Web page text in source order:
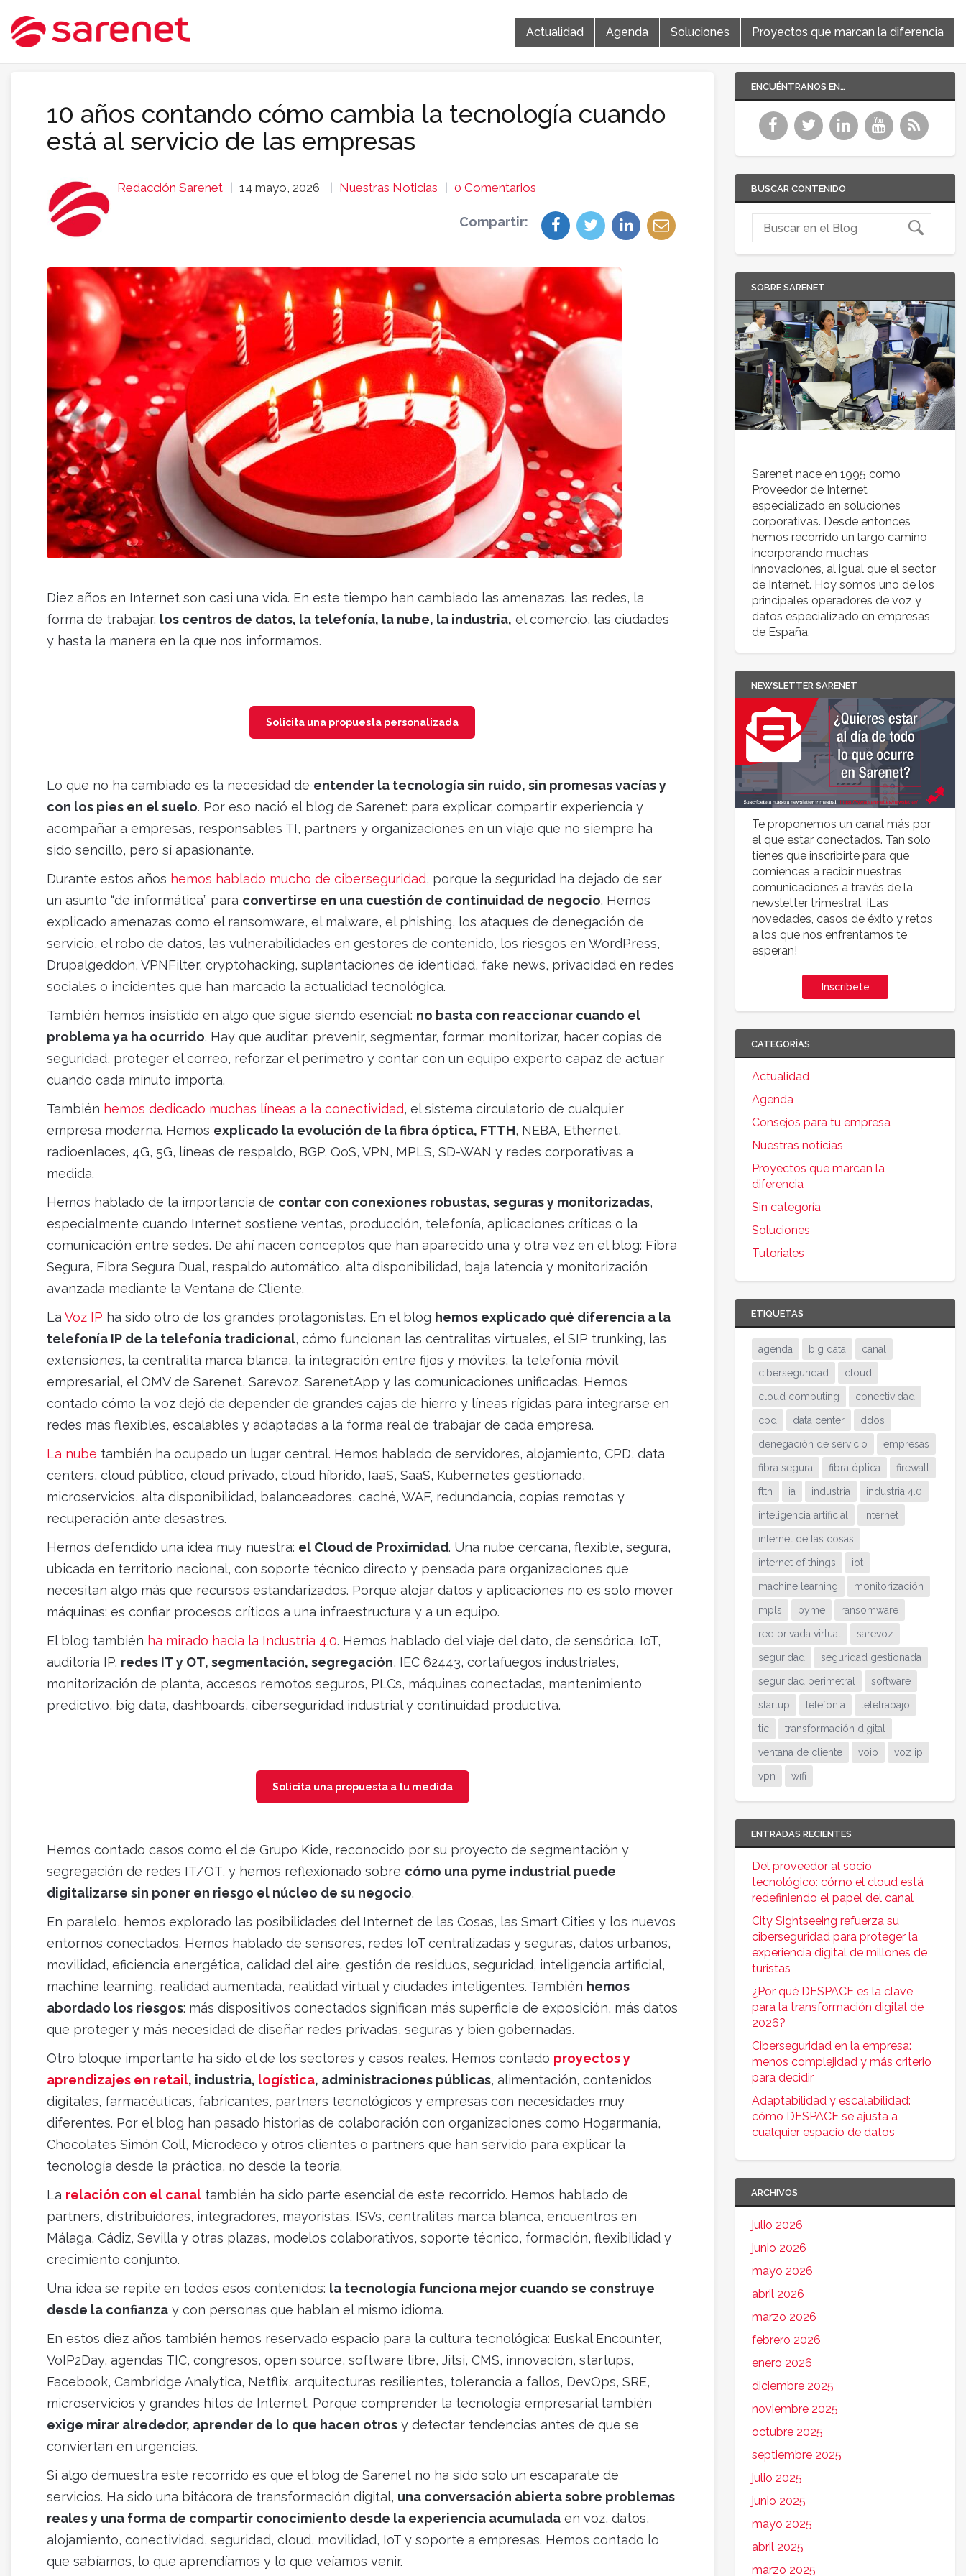
Actualidad Agenda Soluciones Proyectos que marcan la diferencia
10 años contando cómo cambia la tecnología cuando
está al servicio de las empresas
Redacción Sarenet 14 mayo, 2026 Nuestras Noticias 0 Comentarios
Compartir:
Diez años en Internet son casi una vida. En este tiempo han cambiado las amenazas, las redes, la
forma de trabajar, los centros de datos, la telefonía, la nube, la industria, el comercio, las ciudades
y hasta la manera en la que nos informamos.
Solicita una propuesta personalizada
Lo que no ha cambiado es la necesidad de entender la tecnología sin ruido, sin promesas vacías y
con los pies en el suelo. Por eso nació el blog de Sarenet: para explicar, compartir experiencia y
acompañar a empresas, responsables TI, partners y organizaciones en un viaje que no siempre ha
sido sencillo, pero sí apasionante.
Durante estos años hemos hablado mucho de ciberseguridad, porque la seguridad ha dejado de ser
un asunto “de informática” para convertirse en una cuestión de continuidad de negocio. Hemos
explicado amenazas como el ransomware, el malware, el phishing, los ataques de denegación de
servicio, el robo de datos, las vulnerabilidades en gestores de contenido, los riesgos en WordPress,
Drupalgeddon, VPNFilter, cryptohacking, suplantaciones de identidad, fake news, privacidad en redes
sociales o incidentes que han marcado la actualidad tecnológica.
También hemos insistido en algo que sigue siendo esencial: no basta con reaccionar cuando el
problema ya ha ocurrido. Hay que auditar, prevenir, segmentar, formar, monitorizar, hacer copias de
seguridad, proteger el correo, reforzar el perímetro y contar con un equipo experto capaz de actuar
cuando cada minuto importa.
También hemos dedicado muchas líneas a la conectividad, el sistema circulatorio de cualquier
empresa moderna. Hemos explicado la evolución de la fibra óptica, FTTH, NEBA, Ethernet,
radioenlaces, 4G, 5G, líneas de respaldo, BGP, QoS, VPN, MPLS, SD-WAN y redes corporativas a
medida.
Hemos hablado de la importancia de contar con conexiones robustas, seguras y monitorizadas,
especialmente cuando Internet sostiene ventas, producción, telefonía, aplicaciones críticas o la
comunicación entre sedes. De ahí nacen conceptos que han aparecido una y otra vez en el blog: Fibra
Segura, Fibra Segura Dual, respaldo automático, alta disponibilidad, baja latencia y monitorización
avanzada mediante la Ventana de Cliente.
La Voz IP ha sido otro de los grandes protagonistas. En el blog hemos explicado qué diferencia a la
telefonía IP de la telefonía tradicional, cómo funcionan las centralitas virtuales, el SIP trunking, las
extensiones, la centralita marca blanca, la integración entre fijos y móviles, la telefonía móvil
empresarial, el OMV de Sarenet, Sarevoz, SarenetApp y las comunicaciones unificadas. Hemos
contado cómo la voz dejó de depender de grandes cajas de hierro y líneas rígidas para integrarse en
redes más flexibles, escalables y adaptadas a la forma real de trabajar de cada empresa.
La nube también ha ocupado un lugar central. Hemos hablado de servidores, alojamiento, CPD, data
centers, cloud público, cloud privado, cloud híbrido, IaaS, SaaS, Kubernetes gestionado,
microservicios, alta disponibilidad, balanceadores, caché, WAF, redundancia, copias remotas y
recuperación ante desastres.
Hemos defendido una idea muy nuestra: el Cloud de Proximidad. Una nube cercana, flexible, segura,
ubicada en territorio nacional, con soporte técnico directo y pensada para organizaciones que
necesitan algo más que recursos estandarizados. Porque alojar datos y aplicaciones no es solo mover
máquinas: es confiar procesos críticos a una infraestructura y a un equipo.
El blog también ha mirado hacia la Industria 4.0. Hemos hablado del viaje del dato, de sensórica, IoT,
auditoría IP, redes IT y OT, segmentación, segregación, IEC 62443, cortafuegos industriales,
monitorización de planta, accesos remotos seguros, PLCs, máquinas conectadas, mantenimiento
predictivo, big data, dashboards, ciberseguridad industrial y continuidad productiva.
Solicita una propuesta a tu medida
Hemos contado casos como el de Grupo Kide, reconocido por su proyecto de segmentación y
segregación de redes IT/OT, y hemos reflexionado sobre cómo una pyme industrial puede
digitalizarse sin poner en riesgo el núcleo de su negocio.
En paralelo, hemos explorado las posibilidades del Internet de las Cosas, las Smart Cities y los nuevos
entornos conectados. Hemos hablado de sensores, redes IoT centralizadas y seguras, datos urbanos,
movilidad, eficiencia energética, calidad del aire, gestión de residuos, seguridad, inteligencia artificial,
machine learning, realidad aumentada, realidad virtual y ciudades inteligentes. También hemos
abordado los riesgos: más dispositivos conectados significan más superficie de exposición, más datos
que proteger y más necesidad de diseñar redes privadas, seguras y bien gobernadas.
Otro bloque importante ha sido el de los sectores y casos reales. Hemos contado proyectos y
aprendizajes en retail, industria, logística, administraciones públicas, alimentación, contenidos
digitales, farmacéuticas, fabricantes, partners tecnológicos y empresas con necesidades muy
diferentes. Por el blog han pasado historias de colaboración con organizaciones como Hogarmanía,
Chocolates Simón Coll, Microdeco y otros clientes o partners que han servido para explicar la
tecnología desde la práctica, no desde la teoría.
La relación con el canal también ha sido parte esencial de este recorrido. Hemos hablado de
partners, distribuidores, integradores, mayoristas, ISVs, centralitas marca blanca, encuentros en
Málaga, Cádiz, Sevilla y otras plazas, modelos colaborativos, soporte técnico, formación, flexibilidad y
crecimiento conjunto.
Una idea se repite en todos esos contenidos: la tecnología funciona mejor cuando se construye
desde la confianza y con personas que hablan el mismo idioma.
En estos diez años también hemos reservado espacio para la cultura tecnológica: Euskal Encounter,
VoIP2Day, agendas TIC, congresos, open source, software libre, Jitsi, CMS, innovación, startups,
Facebook, Cambridge Analytica, Netflix, arquitecturas resilientes, tolerancia a fallos, DevOps, SRE,
microservicios y grandes hitos de Internet. Porque comprender la tecnología empresarial también
exige mirar alrededor, aprender de lo que hacen otros y detectar tendencias antes de que se
conviertan en urgencias.
Si algo demuestra este recorrido es que el blog de Sarenet no ha sido solo un escaparate de
servicios. Ha sido una bitácora de transformación digital, una conversación abierta sobre problemas
reales y una forma de compartir conocimiento desde la experiencia acumulada en voz, datos,
alojamiento, conectividad, seguridad, cloud, movilidad, IoT y soporte a empresas. Hemos contado lo
que sabíamos, lo que aprendíamos y lo que veíamos venir.
ENCUÉNTRANOS EN…
BUSCAR CONTENIDO
SOBRE SARENET
Sarenet nace en 1995 como
Proveedor de Internet
especializado en soluciones
corporativas. Desde entonces
hemos recorrido un largo camino
incorporando muchas
innovaciones, al igual que el sector
de Internet. Hoy somos uno de los
principales operadores de voz y
datos especializado en empresas
de España.
NEWSLETTER SARENET
Te proponemos un canal más por
el que estar conectados. Tan solo
tienes que inscribirte para que
comiences a recibir nuestras
comunicaciones a través de la
newsletter trimestral. ¡Las
novedades, casos de éxito y retos
a los que nos enfrentamos te
esperan!
Inscríbete
CATEGORÍAS
Actualidad
Agenda
Consejos para tu empresa
Nuestras noticias
Proyectos que marcan la
diferencia
Sin categoría
Soluciones
Tutoriales
ETIQUETAS
agenda big data canal
ciberseguridad cloud
cloud computing conectividad
cpd data center ddos
denegación de servicio empresas
fibra segura fibra óptica firewall
ftth ia industria industria 4.0
inteligencia artificial internet
internet de las cosas
internet of things iot
machine learning monitorización
mpls pyme ransomware
red privada virtual sarevoz
seguridad seguridad gestionada
seguridad perimetral software
startup telefonía teletrabajo
tic transformación digital
ventana de cliente voip voz ip
vpn wifi
ENTRADAS RECIENTES
Del proveedor al socio
tecnológico: cómo el cloud está
redefiniendo el papel del canal
City Sightseeing refuerza su
ciberseguridad para proteger la
experiencia digital de millones de
turistas
¿Por qué DESPACE es la clave
para la transformación digital de
2026?
Ciberseguridad en la empresa:
menos complejidad y más criterio
para decidir
Adaptabilidad y escalabilidad:
cómo DESPACE se ajusta a
cualquier espacio de datos
ARCHIVOS
julio 2026
junio 2026
mayo 2026
abril 2026
marzo 2026
febrero 2026
enero 2026
diciembre 2025
noviembre 2025
octubre 2025
septiembre 2025
julio 2025
junio 2025
mayo 2025
abril 2025
marzo 2025